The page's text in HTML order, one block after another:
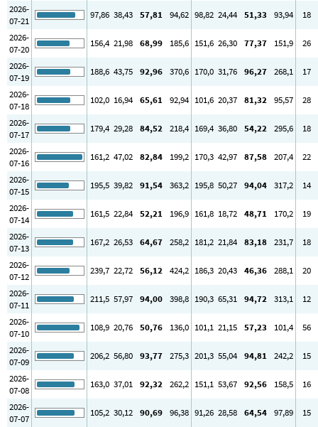
2026-
07-21
97,86 38,43 57,81 94,62 98,82 24,44 51,33 93,94
18
2026-
07-20
156,4 21,98 68,99 185,6 151,6 26,30 77,37 151,9
26
2026-
07-19
188,6 43,75 92,96 370,6 170,0 31,76 96,27 268,1
17
2026-
07-18
102,0 16,94 65,61 92,94 101,6 20,37 81,32 95,57
28
2026-
07-17
179,4 29,28 84,52 218,4 169,4 36,80 54,22 295,6
18
2026-
07-16
161,2 47,02 82,84 199,2 170,3 42,97 87,58 207,4
22
2026-
07-15
195,5 39,82 91,54 363,2 195,8 50,27 94,04 317,2
14
2026-
07-14
161,5 22,84 52,21 196,9 161,8 18,72 48,71 170,2
19
2026-
07-13
167,2 26,53 64,67 258,2 181,2 21,84 83,18 231,7
18
2026-
07-12
239,7 22,72 56,12 424,2 186,3 20,43 46,36 288,1
20
2026-
07-11
211,5 57,97 94,00 398,8 190,3 65,31 94,72 313,1
12
2026-
07-10
108,9 20,76 50,76 136,0 101,1 21,15 57,23 101,4
56
2026-
07-09
206,2 56,80 93,77 275,3 201,3 55,04 94,81 242,2
15
2026-
07-08
163,0 37,01 92,32 262,2 151,1 53,67 92,56 158,5
16
2026-
07-07
105,2 30,12 90,69 96,38 91,26 28,58 64,54 97,89 15